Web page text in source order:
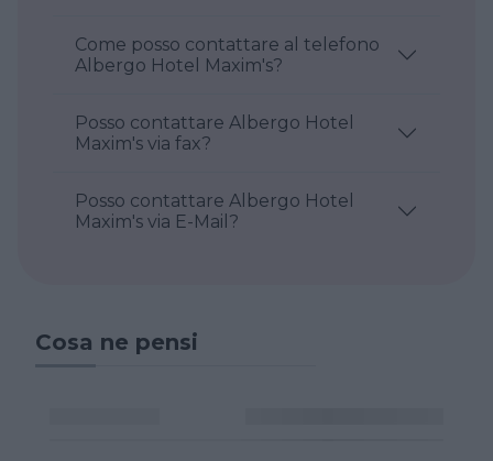
Come posso contattare al telefono
Albergo Hotel Maxim's?
Posso contattare Albergo Hotel
Maxim's via fax?
Posso contattare Albergo Hotel
Maxim's via E-Mail?
Cosa ne pensi